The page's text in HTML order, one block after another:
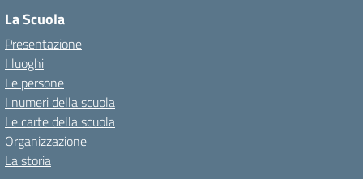
La Scuola
Presentazione
I luoghi
Le persone
I numeri della scuola
Le carte della scuola
Organizzazione
La storia